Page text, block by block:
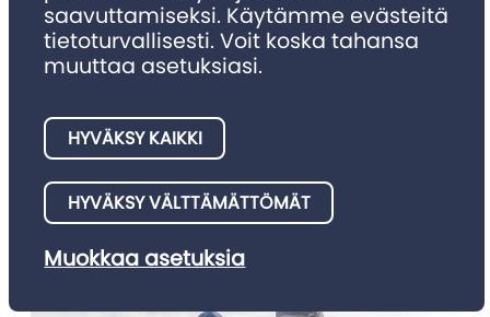
Nimitykset 4/2025
Julkaisemme tällä palstalla asianajotoimistojen meille
ilmoittamia nimitysuutisia.
saavuttamiseksi. Käytämme evästeitä
tietoturvallisesti. Voit koska tahansa
muuttaa asetuksiasi.
HYVÄKSY VÄLTTÄMÄTTÖMÄT
HYVÄKSY KAIKKI
Muokkaa asetuksia